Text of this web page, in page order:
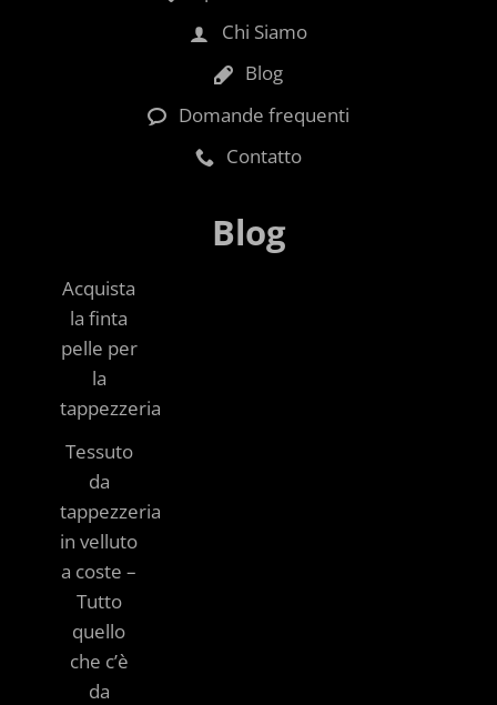
Chi Siamo
Blog
Domande frequenti
Contatto
Blog
Acquista
la finta
pelle per
la
tappezzeria
Tessuto
da
tappezzeria
in velluto
a coste –
Tutto
quello
che c’è
da